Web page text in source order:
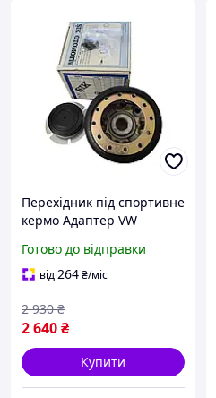
Перехідник під спортивне
кермо Адаптер VW
Готово до відправки
від264₴/міс
2 640₴
2 930 ₴
Купити